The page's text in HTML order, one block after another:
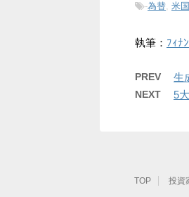
-為替, 米
執筆： ﾌｨﾅ
PREV 生
NEXT 5
TOP 投資